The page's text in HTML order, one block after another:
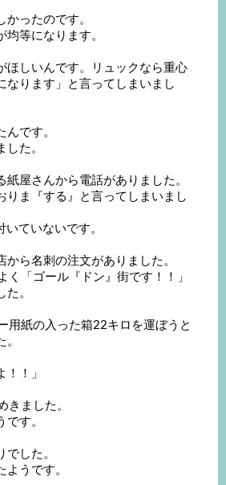
かったのです。
均等になります。
ほしいんです。リュックなら重心
なります」と言ってしまいまし
んです。
した。
紙屋さんから電話がありました。
りま『する』と言ってしまいまし
ていないです。
から名刺の注文がありました。
く「ゴール『ドン』街です！！」
た。
用紙の入った箱22キロを運ぼうと
。
！！」
きました。
です。
でした。
ようです。